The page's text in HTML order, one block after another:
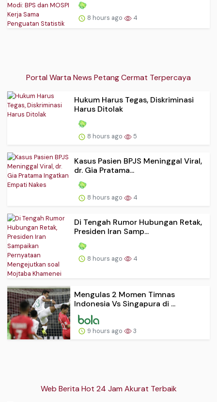
8 hours ago 4
Portal Warta News Petang Cermat Terpercaya
Hukum Harus Tegas, Diskriminasi
Harus Ditolak
8 hours ago 5
Kasus Pasien BPJS Meninggal Viral,
dr. Gia Pratama...
8 hours ago 4
Di Tengah Rumor Hubungan Retak,
Presiden Iran Samp...
8 hours ago 4
Mengulas 2 Momen Timnas
Indonesia Vs Singapura di ...
9 hours ago 3
Web Berita Hot 24 Jam Akurat Terbaik